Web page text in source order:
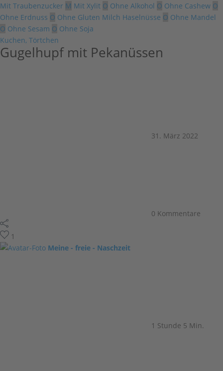
Mit Traubenzucker M Mit Xylit O Ohne Alkohol O Ohne Cashew O
Ohne Erdnuss O Ohne Gluten Milch Haselnüsse O Ohne Mandel
O Ohne Sesam O Ohne Soja
Kuchen, Törtchen
Gugelhupf mit Pekanüssen
31. März 2022
0 Kommentare
1
Meine - freie - Naschzeit
1 Stunde 5 Min.